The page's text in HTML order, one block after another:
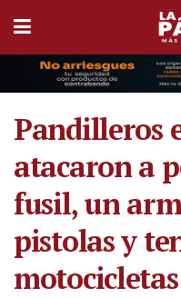
Pandilleros
atacaron a
fusil, un
pistolas y
motocicletas